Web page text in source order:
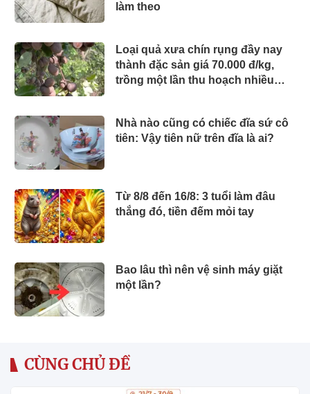
làm theo
Loại quả xưa chín rụng đầy nay
thành đặc sản giá 70.000 đ/kg,
trồng một lần thu hoạch nhiều
Nhà nào cũng có chiếc đĩa sứ cô
tiên: Vậy tiên nữ trên đĩa là ai?
Từ 8/8 đến 16/8: 3 tuổi làm đâu
thắng đó, tiền đếm mỏi tay
Bao lâu thì nên vệ sinh máy giặt
một lần?
CÙNG CHỦ ĐỀ